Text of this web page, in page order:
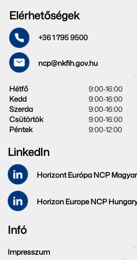
Elérhetőségek
+36 1 795 9500
ncp@nkfih.gov.hu
Hétfő
9:00-16:00
Kedd
9:00-16:00
Szerda
9:00-16:00
Csütörtök
9:00-16:00
Péntek
9:00-12:00
LinkedIn
Horizont Európa NCP
Horizon Europe NCP
Infó
Impresszum